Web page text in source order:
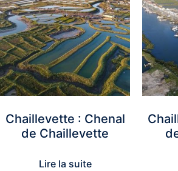
Chaillevette : Chenal
de Chaillevette
Lire la suite